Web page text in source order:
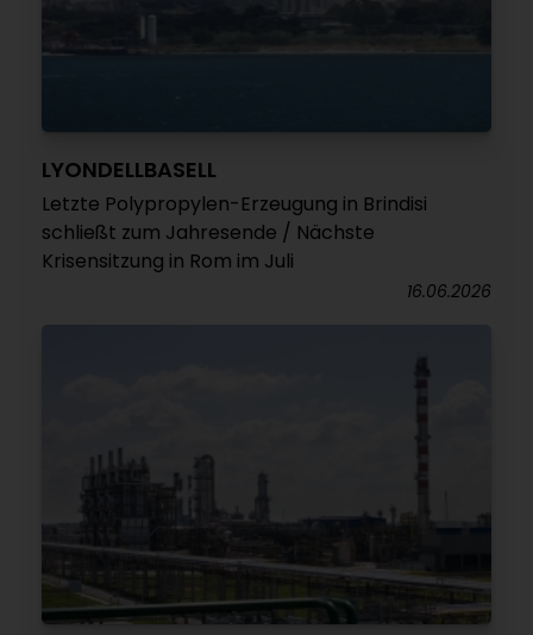
LYONDELLBASELL
Letzte Polypropylen-Erzeugung in Brindisi
schließt zum Jahresende / Nächste
Krisensitzung in Rom im Juli
16.06.2026